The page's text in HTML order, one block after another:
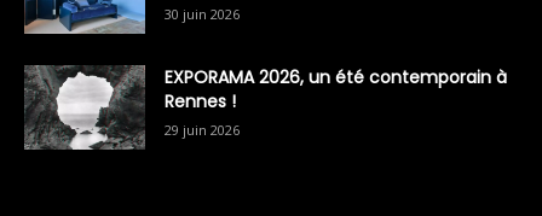
30 juin 2026
EXPORAMA 2026, un été contemporain à
Rennes !
29 juin 2026